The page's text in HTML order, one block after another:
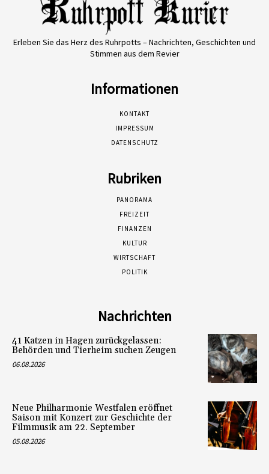
Erleben Sie das Herz des Ruhrpotts – Nachrichten, Geschichten und
Stimmen aus dem Revier
Informationen
KONTAKT
IMPRESSUM
DATENSCHUTZ
Rubriken
PANORAMA
FREIZEIT
FINANZEN
KULTUR
WIRTSCHAFT
POLITIK
Nachrichten
41 Katzen in Hagen zurückgelassen:
Behörden und Tierheim suchen Zeugen
06.08.2026
Neue Philharmonie Westfalen eröffnet
Saison mit Konzert zur Geschichte der
Filmmusik am 22. September
05.08.2026